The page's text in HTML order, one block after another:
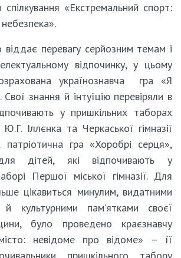
«Екстремальний спорт:
перевагу серйозним темам і
відпочинку, у цьому
українознавча гра «Я
знання й інтуїцію перевіряли в
у пришкільних таборах
Іллєнка та Черкаської гімназії
гра «Хоробрі серця»,
для дітей, які відпочивають у
Першої міської гімназії. Для
цікавиться минулим, видатними
й культурними пам’ятками своєї
було проведено краєзнавчу
невідоме про відоме» – її